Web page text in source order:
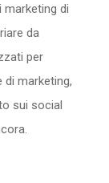
di
da
per
marketing,
sui social